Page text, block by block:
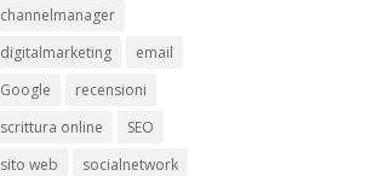
channelmanager
digitalmarketing
email
Google
recensioni
scrittura online
SEO
sito web
socialnetwork